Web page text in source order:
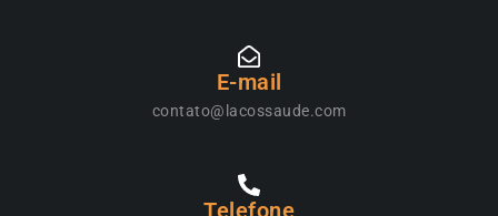
E-mail
contato@lacossaude.com
Telefone